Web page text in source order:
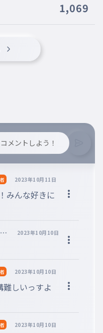
から 1,069
メントしよう！
2023年10月11日
みんな好きに
2023年10月10日
2023年10月10日
難しいっすよ
2023年10月10日